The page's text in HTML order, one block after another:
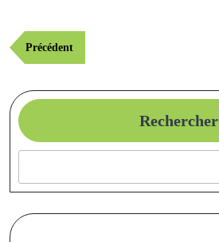
Navigation
dePublication
précédente
Précédent
Rechercher